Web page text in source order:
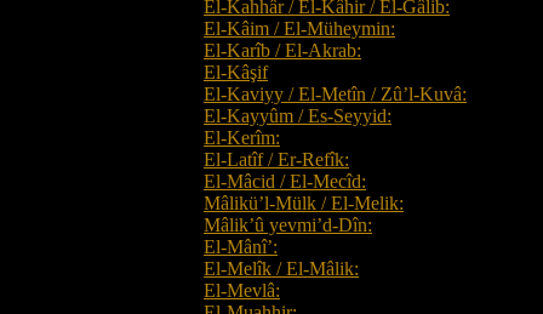
El-Kahhâr / El-Kâhir / El-Gâlib:
El-Kâim / El-Müheymin:
El-Karîb / El-Akrab:
El-Kâşif
El-Kaviyy / El-Metîn / Zû’l-Kuvâ:
El-Kayyûm / Es-Seyyid:
El-Kerîm:
El-Latîf / Er-Refîk:
El-Mâcid / El-Mecîd:
Mâlikü’l-Mülk / El-Melik:
Mâlik’û yevmi’d-Dîn:
El-Mânî’:
El-Melîk / El-Mâlik:
El-Mevlâ: